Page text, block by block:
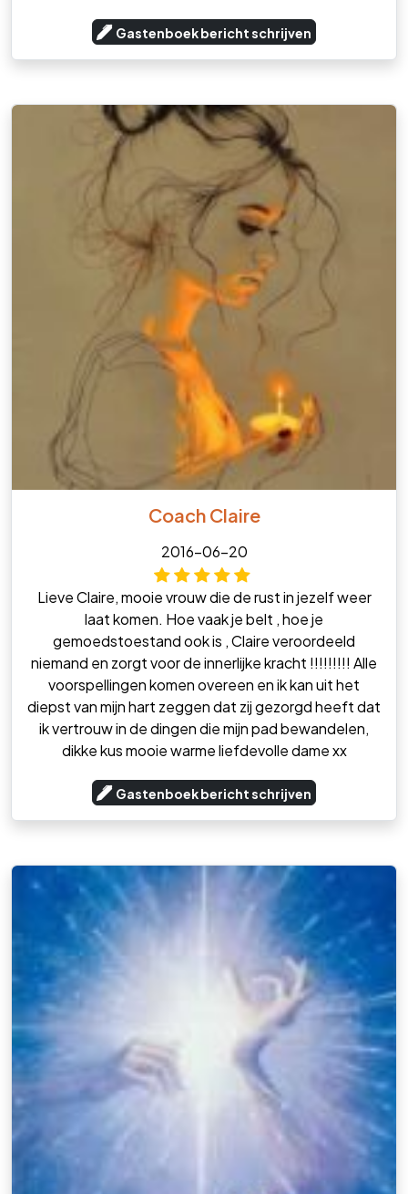
Gastenboek bericht schrijven
Coach Claire
2016-06-20
Lieve Claire, mooie vrouw die de rust in jezelf weer
laat komen. Hoe vaak je belt , hoe je
gemoedstoestand ook is , Claire veroordeeld
niemand en zorgt voor de innerlijke kracht !!!!!!!!! Alle
voorspellingen komen overeen en ik kan uit het
diepst van mijn hart zeggen dat zij gezorgd heeft dat
ik vertrouw in de dingen die mijn pad bewandelen,
dikke kus mooie warme liefdevolle dame xx
Gastenboek bericht schrijven